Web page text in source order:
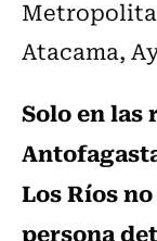
Atacama,
Solo en las
Los Ríos
persona